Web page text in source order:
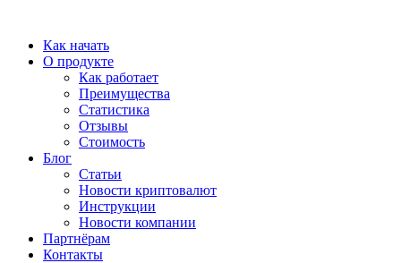
содержимому
Как начать
О продукте
Как работает
Преимущества
Статистика
Отзывы
Стоимость
Блог
Статьи
Новости криптовалют
Инструкции
Новости компании
Партнёрам
Контакты